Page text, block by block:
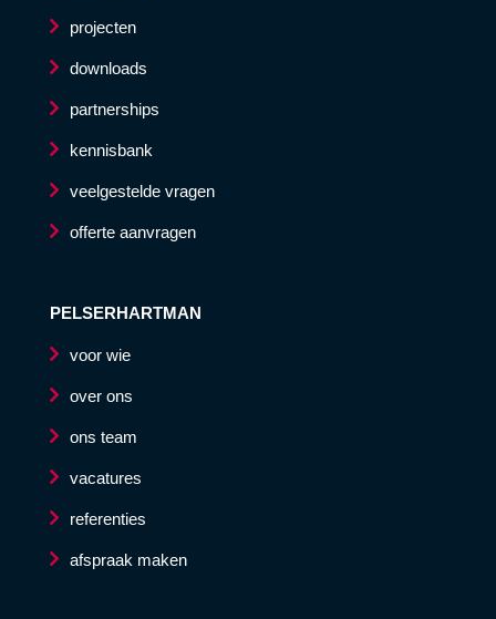
projecten
downloads
partnerships
kennisbank
veelgestelde vragen
offerte aanvragen
PELSERHARTMAN
voor wie
over ons
ons team
vacatures
referenties
afspraak maken